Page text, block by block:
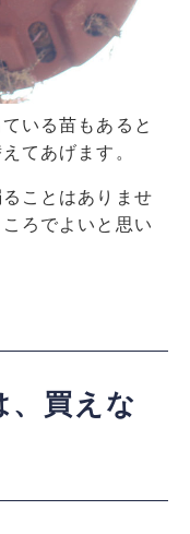
いる苗もあると
てあげます。
ことはありませ
ろでよいと思い
、買えな